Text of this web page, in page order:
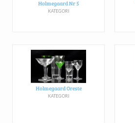
Holmegaard Nr 5
KATEGORI
Holmegaard Oreste
KATEGORI